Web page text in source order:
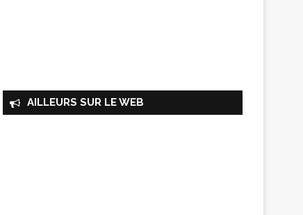
AILLEURS SUR LE WEB